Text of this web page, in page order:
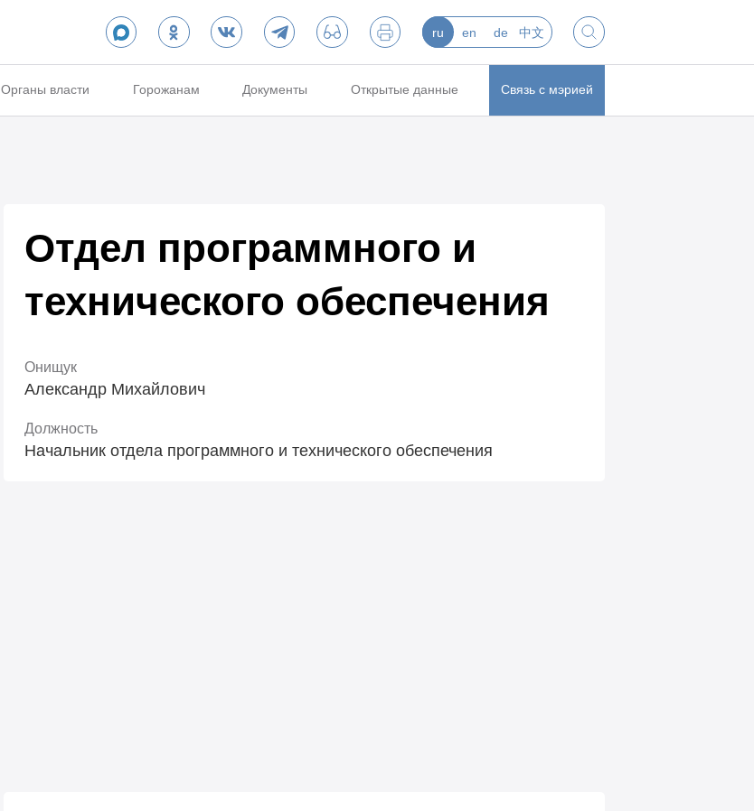
ru en de 中文
Органы власти Горожанам Документы Открытые данные Связь с мэрией
Отдел программного и
технического обеспечения
Онищук
Александр Михайлович
Должность
Начальник отдела программного и технического обеспечения